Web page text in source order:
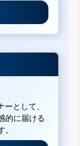
として、
的に届ける
。